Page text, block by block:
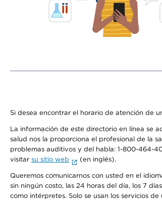
Si desea encontrar el horario de atención de
La información de este directorio en línea se
salud nos la proporciona el profesional de la
problemas auditivos y del habla: 1-800-464-
visitar su sitio web (en inglés).
Queremos comunicarnos con usted en el
sin ningún costo, las 24 horas del día, los 7
como intérpretes. Solo se usan los servicios